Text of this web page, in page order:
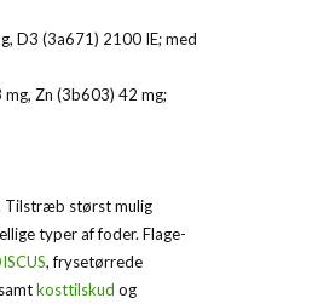
D3 (3a671) 2100 IE; med
Zn (3b603) 42 mg;
Tilstræb størst mulig
typer af foder. Flage-
, frysetørrede
kosttilskud og